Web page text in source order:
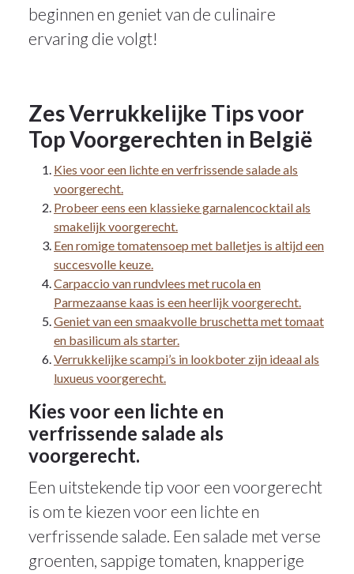
beginnen en geniet van de culinaire
ervaring die volgt!
Zes Verrukkelijke Tips voor
Top Voorgerechten in België
Kies voor een lichte en verfrissende salade als
voorgerecht.
Probeer eens een klassieke garnalencocktail als
smakelijk voorgerecht.
Een romige tomatensoep met balletjes is altijd een
succesvolle keuze.
Carpaccio van rundvlees met rucola en
Parmezaanse kaas is een heerlijk voorgerecht.
Geniet van een smaakvolle bruschetta met tomaat
en basilicum als starter.
Verrukkelijke scampi’s in lookboter zijn ideaal als
luxueus voorgerecht.
Kies voor een lichte en
verfrissende salade als
voorgerecht.
Een uitstekende tip voor een voorgerecht
is om te kiezen voor een lichte en
verfrissende salade. Een salade met verse
groenten, sappige tomaten, knapperige